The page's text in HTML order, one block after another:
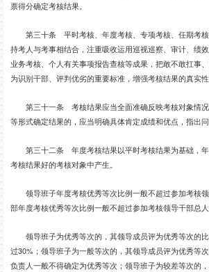
票得分确定考核结果。
第三十条 平时考核、年度考核、专项考核、任期考核
持考人与考事相结合，注重吸收运用巡视巡察、审计、绩
业务考核、个人有关事项报告查核等成果，把敢不敢扛事
为识别干部、评判优劣的重要标准，增强考核结果的真实性
第三十一条 考核结果应当全面准确反映考核对象情况
等形式确定结果的，应当明确具体肯定成绩和优点，指出问
第三十二条 年度考核结果以平时考核结果为基础，年
考核结果好的考核对象中产生。
领导班子年度考核优秀等次比例一般不超过参加考核
部年度考核优秀等次比例一般不超过参加考核领导干部总人
领导班子为优秀等次的，其领导成员评为优秀等次的比
过30%；领导班子为一般等次的，其领导成员评为优秀等
负责人一般不得确定为优秀等次；领导班子为较差等次的